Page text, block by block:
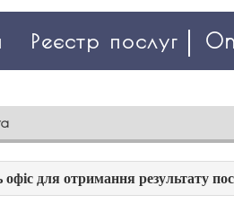
Реєстр послуг
офіс для отримання результату